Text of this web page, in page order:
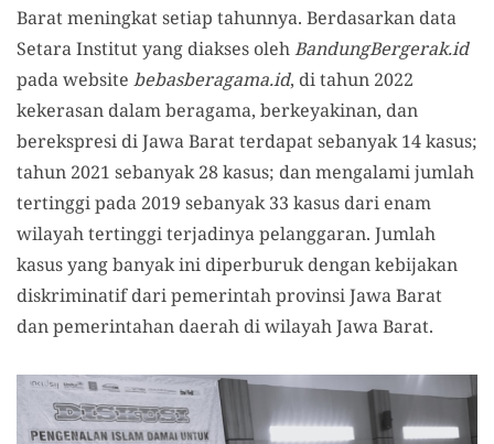
Barat meningkat setiap tahunnya. Berdasarkan data
Setara Institut yang diakses olehBandungBergerak.id
pada website bebasberagama.id, di tahun 2022
kekerasan dalam beragama, berkeyakinan, dan
berekspresi di Jawa Barat terdapat sebanyak 14 kasus;
tahun 2021 sebanyak 28 kasus; dan mengalami jumlah
tertinggi pada 2019 sebanyak 33 kasus dari enam
wilayah tertinggi terjadinya pelanggaran. Jumlah
kasus yang banyak ini diperburuk dengan kebijakan
diskriminatif dari pemerintah provinsi Jawa Barat
dan pemerintahan daerah di wilayah Jawa Barat.